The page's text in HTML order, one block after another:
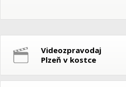
Videozpravodaj
Plzeň v kostce